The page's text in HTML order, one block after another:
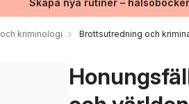
Skapa nya rutiner –
kriminologi Brottsutredning och